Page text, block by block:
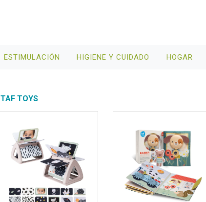
ESTIMULACIÓN HIGIENE Y CUIDADO HOGAR
TAF TOYS